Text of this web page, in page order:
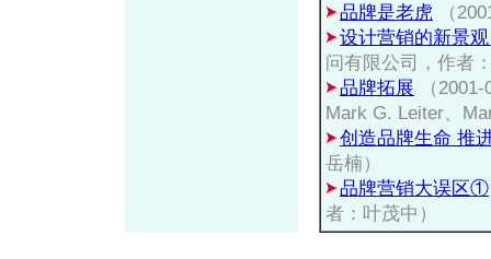
品牌是老虎
（
设计营销的新景
问有限公司，作者
品牌拓展
（
Mark G. Leiter、
创造品牌生命 推
岳楠）
品牌营销大误区①
者：叶茂中）